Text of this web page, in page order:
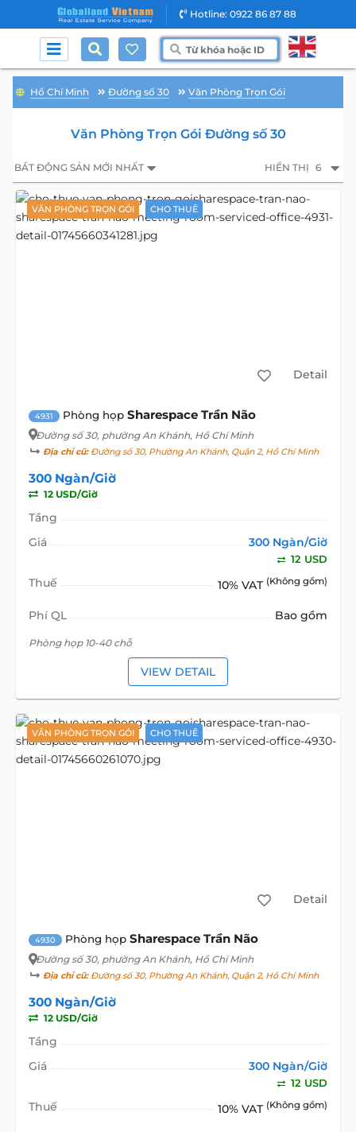
Hotline: 0922 86 87 88
Hồ Chí Minh Đường số 30 Văn Phòng Trọn Gói
Văn Phòng Trọn Gói Đường số 30
BẤT ĐỘNG SẢN MỚI NHẤT HIỂN THỊ 6
VĂN PHÒNG TRỌN GÓI CHO THUÊ
Detail
4931 Phòng họp Sharespace Trần Não
Đường số 30, phường An Khánh, Hồ Chí Minh
Địa chỉ cũ:Đường số 30, Phường An Khánh, Quận 2, Hồ Chí Minh
300 Ngàn/Giờ
12 USD/Giờ
Tầng
Giá
300 Ngàn/Giờ
12 USD
Thuế 10% VAT (Không gồm)
Phí QL Bao gồm
Phòng họp 10-40 chỗ
VIEW DETAIL
VĂN PHÒNG TRỌN GÓI CHO THUÊ
Detail
4930 Phòng họp Sharespace Trần Não
Đường số 30, phường An Khánh, Hồ Chí Minh
Địa chỉ cũ:Đường số 30, Phường An Khánh, Quận 2, Hồ Chí Minh
300 Ngàn/Giờ
12 USD/Giờ
Tầng
Giá
300 Ngàn/Giờ
12 USD
Thuế 10% VAT (Không gồm)